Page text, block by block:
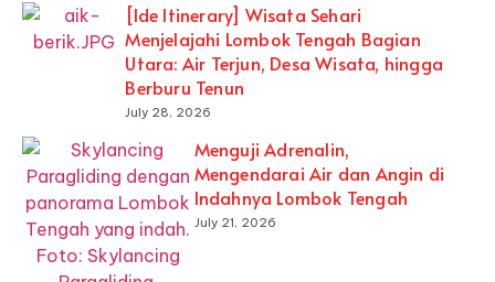
[Ide Itinerary] Wisata Sehari
Menjelajahi Lombok Tengah Bagian
Utara: Air Terjun, Desa Wisata, hingga
Berburu Tenun
July 28, 2026
Menguji Adrenalin,
Mengendarai Air dan Angin di
Indahnya Lombok Tengah
July 21, 2026